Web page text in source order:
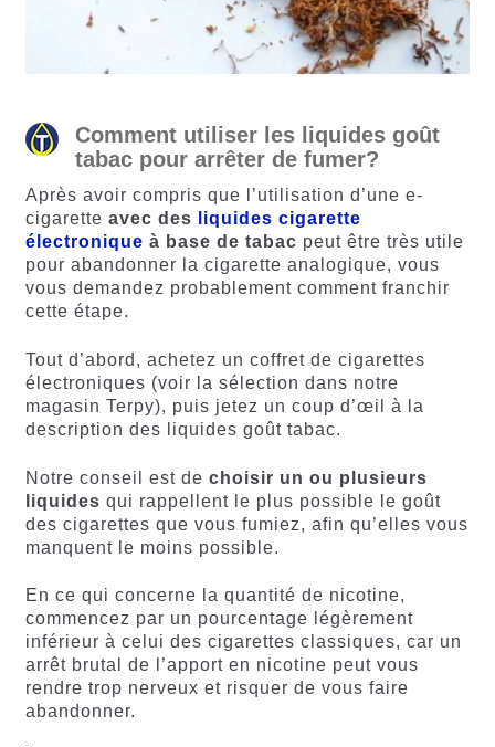
Comment utiliser les liquides goût
tabac pour arrêter de fumer?
Après avoir compris que l’utilisation d’une e-
cigarette avec des
liquides cigarette
électronique à base de tabac peut être très utile
pour abandonner la cigarette analogique, vous
vous demandez probablement comment franchir
cette étape.
Tout d’abord, achetez un coffret de cigarettes
électroniques (voir la sélection dans notre
magasin Terpy), puis jetez un coup d’œil à la
description des liquides goût tabac.
Notre conseil est de choisir un ou plusieurs
liquides qui rappellent le plus possible le goût
des cigarettes que vous fumiez, afin qu’elles vous
manquent le moins possible.
En ce qui concerne la quantité de nicotine,
commencez par un pourcentage légèrement
inférieur à celui des cigarettes classiques, car un
arrêt brutal de l’apport en nicotine peut vous
rendre trop nerveux et risquer de vous faire
abandonner.